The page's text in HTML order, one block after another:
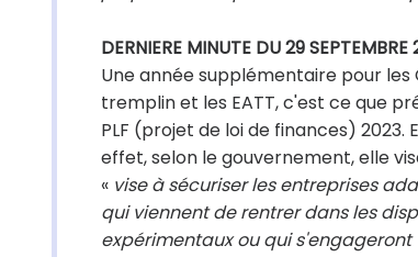
DERNIERE MINUTE DU 29 SEPTEMBRE
Une année supplémentaire pour les
tremplin et les EATT, c'est ce que
PLF (projet de loi de finances) 2023.
effet, selon le gouvernement, elle
« vise à sécuriser les entreprises
qui viennent de rentrer dans les
expérimentaux ou qui s'engageront